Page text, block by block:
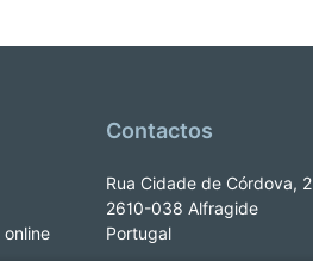
online
Contactos
Rua Cidade de Córdova, 2
2610-038 Alfragide
Portugal